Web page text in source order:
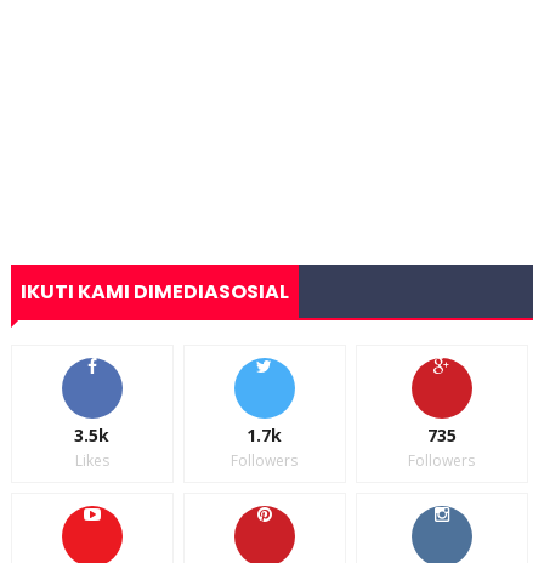
IKUTI KAMI DIMEDIASOSIAL
3.5k
Likes
1.7k
Followers
735
Followers